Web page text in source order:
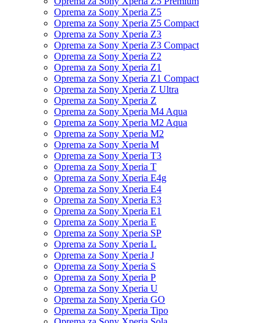
Oprema za Sony Xperia Z5
Oprema za Sony Xperia Z5 Compact
Oprema za Sony Xperia Z3
Oprema za Sony Xperia Z3 Compact
Oprema za Sony Xperia Z2
Oprema za Sony Xperia Z1
Oprema za Sony Xperia Z1 Compact
Oprema za Sony Xperia Z Ultra
Oprema za Sony Xperia Z
Oprema za Sony Xperia M4 Aqua
Oprema za Sony Xperia M2 Aqua
Oprema za Sony Xperia M2
Oprema za Sony Xperia M
Oprema za Sony Xperia T3
Oprema za Sony Xperia T
Oprema za Sony Xperia E4g
Oprema za Sony Xperia E4
Oprema za Sony Xperia E3
Oprema za Sony Xperia E1
Oprema za Sony Xperia E
Oprema za Sony Xperia SP
Oprema za Sony Xperia L
Oprema za Sony Xperia J
Oprema za Sony Xperia S
Oprema za Sony Xperia P
Oprema za Sony Xperia U
Oprema za Sony Xperia GO
Oprema za Sony Xperia Tipo